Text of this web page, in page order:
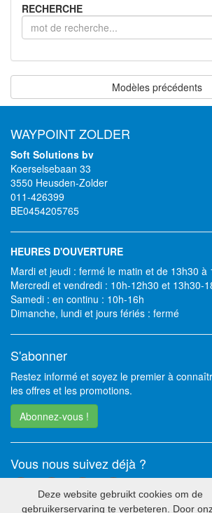
RECHERCHE
Modèles précédents
WAYPOINT ZOLDER
Soft Solutions bv
Koerselsebaan 33
3550 Heusden-Zolder
011-426399
BE0454205765
HEURES D'OUVERTURE
Mardi et jeudi : fermé le matin et de 13h30 à
Mercredi et vendredi : 10h-12h30 et 13h30-
Samedi : en continu : 10h-16h
Dimanche, lundi et jours fériés : fermé
S'abonner
Restez informé et soyez le premier à
les offres et les promotions.
Abonnez-vous !
Vous nous suivez déjà ?
Deze website gebruikt cookies om de
gebruikerservaring te verbeteren. Door